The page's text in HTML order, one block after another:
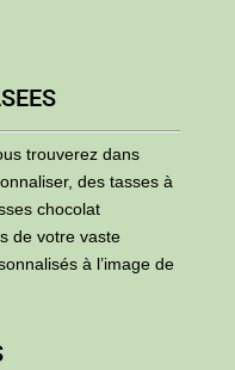
trouverez dans
des tasses à
chocolat
de votre vaste
à l’image de